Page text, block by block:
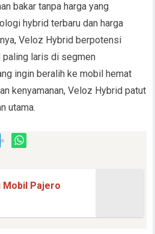
bakar tanpa harga yang
hybrid terbaru dan harga
Veloz Hybrid berpotensi
paling laris di segmen
ingin beralih ke mobil hemat
kenyamanan, Veloz Hybrid patut
utama.
Mobil Pajero